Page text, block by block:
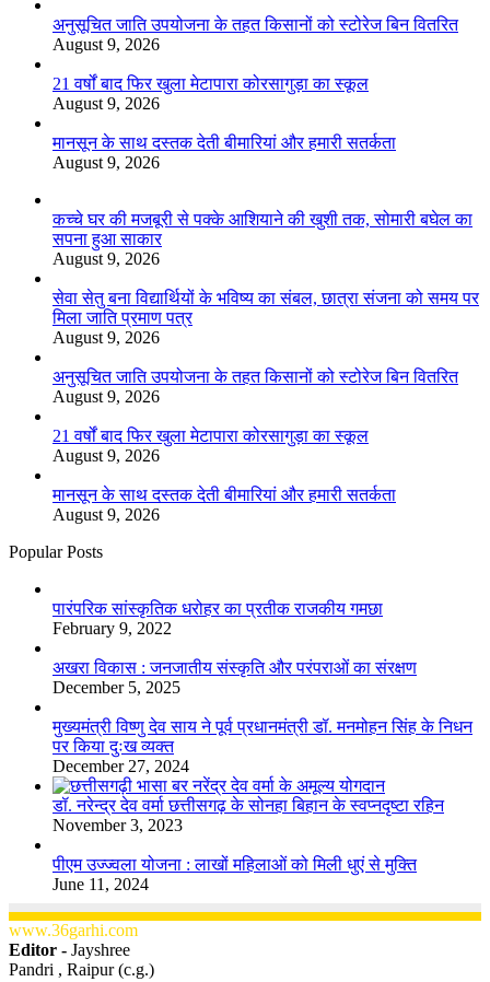
अनुसूचित जाति उपयोजना के तहत किसानों को स्टोरेज बिन वितरित
August 9, 2026
21 वर्षों बाद फिर खुला मेटापारा कोरसागुड़ा का स्कूल
August 9, 2026
मानसून के साथ दस्तक देती बीमारियां और हमारी सतर्कता
August 9, 2026
कच्चे घर की मजबूरी से पक्के आशियाने की खुशी तक, सोमारी बघेल का
सपना हुआ साकार
August 9, 2026
सेवा सेतु बना विद्यार्थियों के भविष्य का संबल, छात्रा संजना को समय पर
मिला जाति प्रमाण पत्र
August 9, 2026
अनुसूचित जाति उपयोजना के तहत किसानों को स्टोरेज बिन वितरित
August 9, 2026
21 वर्षों बाद फिर खुला मेटापारा कोरसागुड़ा का स्कूल
August 9, 2026
मानसून के साथ दस्तक देती बीमारियां और हमारी सतर्कता
August 9, 2026
Popular Posts
​​​​​​​पारंपरिक सांस्कृतिक धरोहर का प्रतीक राजकीय गमछा
February 9, 2022
अखरा विकास : जनजातीय संस्कृति और परंपराओं का संरक्षण
December 5, 2025
मुख्यमंत्री विष्णु देव साय ने पूर्व प्रधानमंत्री डॉ. मनमोहन सिंह के निधन
पर किया दुःख व्यक्त
December 27, 2024
डॉ. नरेन्द्र देव वर्मा छत्तीसगढ़ के सोनहा बिहान के स्वप्नदृष्टा रहिन
November 3, 2023
पीएम उज्ज्वला योजना : लाखों महिलाओं को मिली धुएं से मुक्ति
June 11, 2024
www.36garhi.com
Editor - Jayshree
Pandri , Raipur (c.g.)